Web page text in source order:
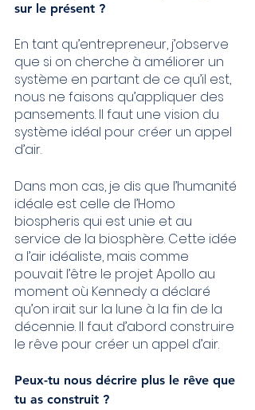
sur le présent ?
En tant qu’entrepreneur, j’observe
que si on cherche à améliorer un
système en partant de ce qu’il est,
nous ne faisons qu’appliquer des
pansements. Il faut une vision du
système idéal pour créer un appel
d’air.
Dans mon cas, je dis que l’humanité
idéale est celle de l’Homo
biospheris qui est unie et au
service de la biosphère. Cette idée
a l’air idéaliste, mais comme
pouvait l’être le projet Apollo au
moment où Kennedy a déclaré
qu’on irait sur la lune à la fin de la
décennie. Il faut d’abord construire
le rêve pour créer un appel d’air.
Peux-tu nous décrire plus le rêve que
tu as construit ?